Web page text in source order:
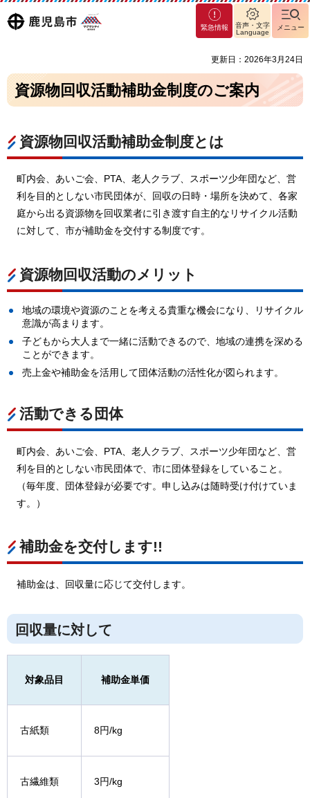
鹿児島
マグ
マシ
緊急情報
音声・文字
Language
メニュー
更新日：2026年3月24日
資源物回収活動補助金制度のご案内
資源物回収活動補助金制度とは
町内会、あいご会、PTA、老人クラブ、スポーツ少年団など、営
利を目的としない市民団体が、回収の日時・場所を決めて、各家
庭から出る資源物を回収業者に引き渡す自主的なリサイクル活動
に対して、市が補助金を交付する制度です。
資源物回収活動のメリット
地域の環境や資源のことを考える貴重な機会になり、リサイクル
意識が高まります。
子どもから大人まで一緒に活動できるので、地域の連携を深める
ことができます。
売上金や補助金を活用して団体活動の活性化が図られます。
活動できる団体
町内会、あいご会、PTA、老人クラブ、スポーツ少年団など、営
利を目的としない市民団体で、市に団体登録をしていること。
（毎年度、団体登録が必要です。申し込みは随時受け付けていま
す。）
補助金を交付します!!
補助金は、回収量に応じて交付します。
回収量に対して
対象品目 補助金単価
古紙類 8円/kg
古繊維類 3円/kg